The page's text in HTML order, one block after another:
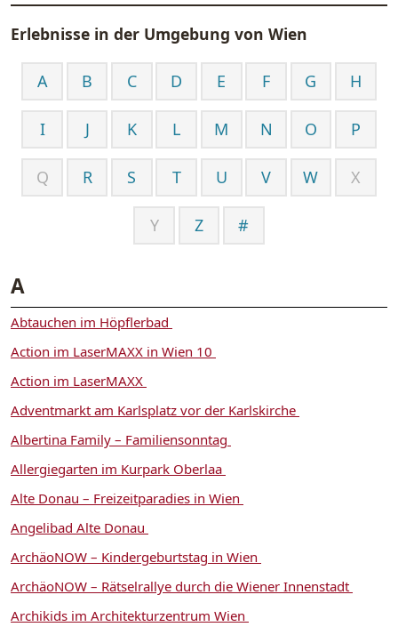
Erlebnisse in der Umgebung von Wien
A B C D E F G H
I J K L M N O P
Q R S T U V W X
Y Z #
A
Abtauchen im Höpflerbad
Action im LaserMAXX in Wien 10
Action im LaserMAXX
Adventmarkt am Karlsplatz vor der Karlskirche
Albertina Family – Familiensonntag
Allergiegarten im Kurpark Oberlaa
Alte Donau – Freizeitparadies in Wien
Angelibad Alte Donau
ArchäoNOW – Kindergeburtstag in Wien
ArchäoNOW – Rätselrallye durch die Wiener Innenstadt
Archikids im Architekturzentrum Wien